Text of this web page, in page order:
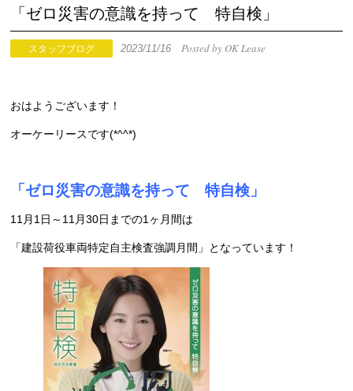
「ゼロ災害の意識を持って 特自検」
スタッフブログ 2023/11/16Posted by OK Lease
おはようございます！
オーケーリースです(*^^*)
「ゼロ災害の意識を持って 特自検」
11月1日～11月30日までの1ヶ月間は
「建設荷役車両特定自主検査強調月間」となっています！